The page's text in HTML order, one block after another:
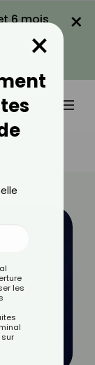
6 mois
×
×
les